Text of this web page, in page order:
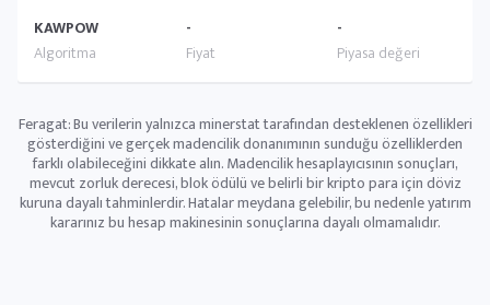
KAWPOW - -
Feragat: Bu verilerin yalnızca minerstat tarafından desteklenen özellikleri
gösterdiğini ve gerçek madencilik donanımının sunduğu özelliklerden
farklı olabileceğini dikkate alın. Madencilik hesaplayıcısının sonuçları,
mevcut zorluk derecesi, blok ödülü ve belirli bir kripto para için döviz
kuruna dayalı tahminlerdir. Hatalar meydana gelebilir, bu nedenle yatırım
kararınız bu hesap makinesinin sonuçlarına dayalı olmamalıdır.